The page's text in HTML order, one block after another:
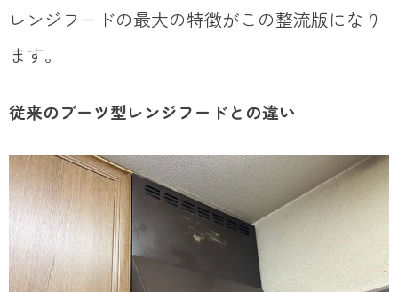
レンジフードの最大の特徴がこの整流版になり
ます。
従来のブーツ型レンジフードとの違い